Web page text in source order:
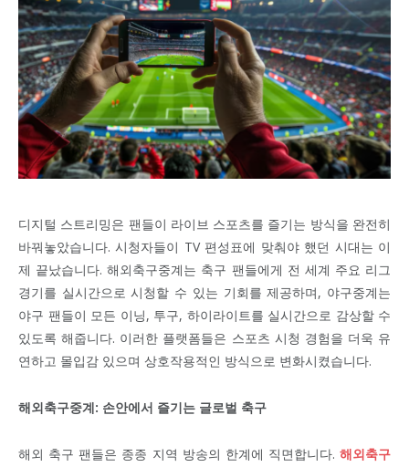
디지털 스트리밍은 팬들이 라이브 스포츠를 즐기는 방식을 완전히
바꿔놓았습니다. 시청자들이 TV 편성표에 맞춰야 했던 시대는 이
제 끝났습니다. 해외축구중계는 축구 팬들에게 전 세계 주요 리그
경기를 실시간으로 시청할 수 있는 기회를 제공하며, 야구중계는
야구 팬들이 모든 이닝, 투구, 하이라이트를 실시간으로 감상할 수
있도록 해줍니다. 이러한 플랫폼들은 스포츠 시청 경험을 더욱 유
연하고 몰입감 있으며 상호작용적인 방식으로 변화시켰습니다.
해외축구중계: 손안에서 즐기는 글로벌 축구
해외 축구 팬들은 종종 지역 방송의 한계에 직면합니다. 해외축구